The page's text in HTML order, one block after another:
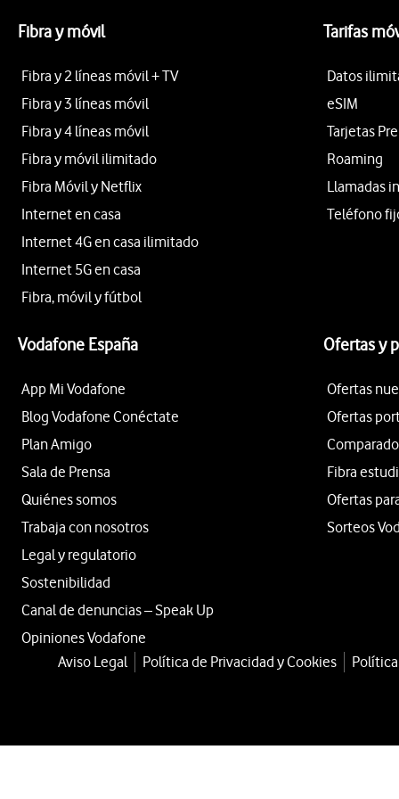
Fibra y móvil
Fibra y 2 líneas móvil + TV
Fibra y 3 líneas móvil
Fibra y 4 líneas móvil
Fibra y móvil ilimitado
Fibra Móvil y Netflix
Internet en casa
Internet 4G en casa ilimitado
Internet 5G en casa
Fibra, móvil y fútbol
Tarifas
Datos
eSIM
Tarjetas
Roaming
Llamadas
Teléfono
Vodafone España
App Mi Vodafone
Blog Vodafone Conéctate
Plan Amigo
Sala de Prensa
Quiénes somos
Trabaja con nosotros
Legal y regulatorio
Sostenibilidad
Canal de denuncias – Speak Up
Opiniones Vodafone
Ofertas y
Ofertas
Ofertas
Fibra
Ofertas
Sorteos
Aviso Legal Política de Privacidad y Cookies